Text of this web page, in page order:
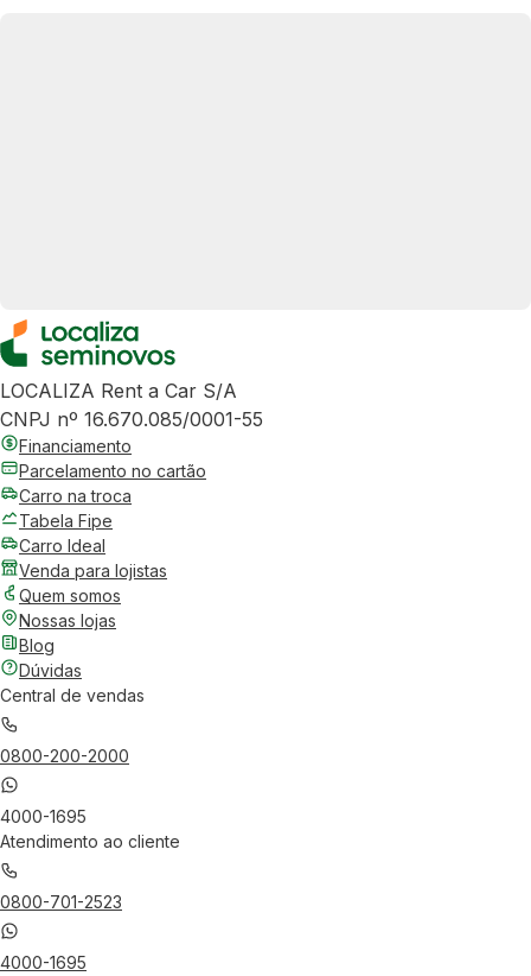
LOCALIZA Rent a Car S/A
CNPJ nº 16.670.085/0001-55
Financiamento
Parcelamento no cartão
Carro na troca
Tabela Fipe
Carro Ideal
Venda para lojistas
Quem somos
Nossas lojas
Blog
Dúvidas
Central de vendas
0800-200-2000
4000-1695
Atendimento ao cliente
0800-701-2523
4000-1695